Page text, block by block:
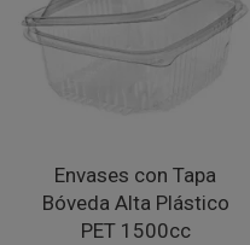
Envases con Tapa
Bóveda Alta Plástico
PET 1500cc